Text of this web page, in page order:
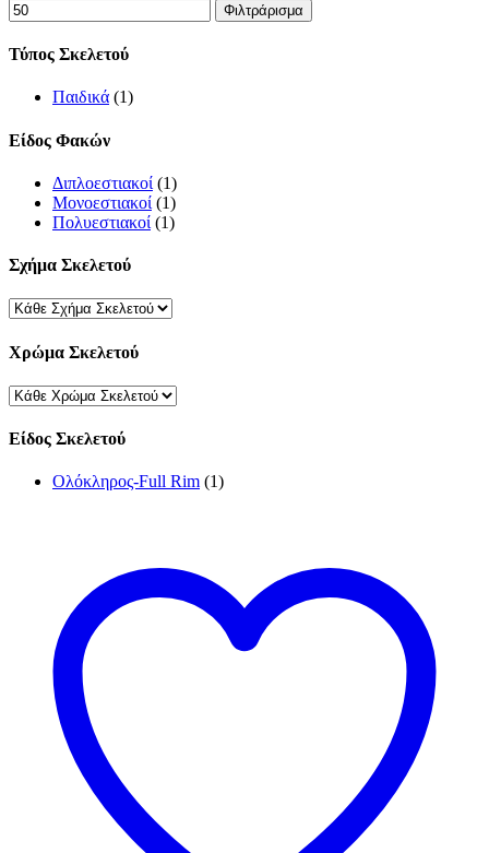
Φιλτράρισμα
Τύπος Σκελετού
Παιδικά (1)
Είδος Φακών
Διπλοεστιακοί (1)
Μονοεστιακοί (1)
Πολυεστιακοί (1)
Σχήμα Σκελετού
Χρώμα Σκελετού
Είδος Σκελετού
Ολόκληρος-Full Rim (1)